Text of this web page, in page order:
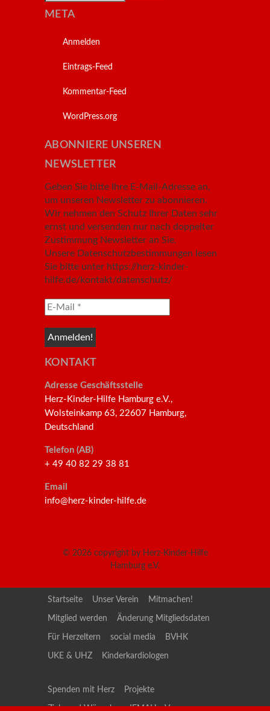
META
Anmelden
Eintrags-Feed
Kommentar-Feed
WordPress.org
ABONNIERE UNSEREN
NEWSLETTER
Geben Sie bitte Ihre E-Mail-Adresse an,
um unseren Newsletter zu abonnieren.
Wir nehmen den Schutz Ihrer Daten sehr
ernst und versenden nur nach doppelter
Zustimmung Newsletter an Sie.
Unsere Datenschutzbestimmungen lesen
Sie bitte unter https://herz-kinder-
hilfe.de/kontakt/datenschutz/
KONTAKT
Adresse Geschäftsstelle
Herz-Kinder-Hilfe Hamburg e.V.,
Wolsteinkamp 63, 22607 Hamburg,
Deutschland
Telefon (AB)
+ 49 40 82 29 38 81
Email
info@herz-kinder-hilfe.de
© 2026 copyright by Herz-Kinder-Hilfe
Hamburg e.V.
Startseite Unser Verein Mitmachen!
Mitglied werden Änderung Mitgliedsdaten
Für Herzeltern social media BVHK
UKE & UHZ Kinderkardiologen
Spenden mit Herz Projekte
Ziele und Wünsche JEMAH e.V.